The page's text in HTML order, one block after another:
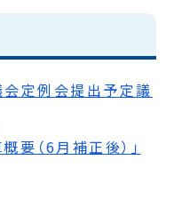
定例会提出予定議
要（6月補正後）」